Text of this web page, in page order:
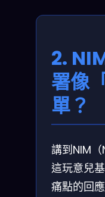
2.
署像
單？
講到NIM
這玩意兒
痛點的回